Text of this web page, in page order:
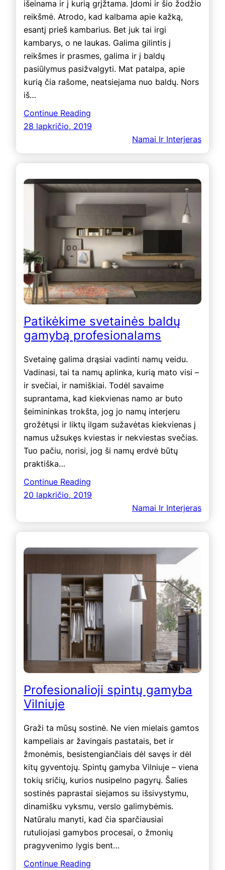
išeinama ir į kurią grįžtama. Įdomi ir šio žodžio
reikšmė. Atrodo, kad kalbama apie kažką,
esantį prieš kambarius. Bet juk tai irgi
kambarys, o ne laukas. Galima gilintis į
reikšmes ir prasmes, galima ir į baldų
pasiūlymus pasižvalgyti. Mat patalpa, apie
kurią čia rašome, neatsiejama nuo baldų. Nors
iš…
Continue Reading
28 lapkričio, 2019
Namai Ir Interjeras
Patikėkime svetainės baldų
gamybą profesionalams
Svetainę galima drąsiai vadinti namų veidu.
Vadinasi, tai ta namų aplinka, kurią mato visi –
ir svečiai, ir namiškiai. Todėl savaime
suprantama, kad kiekvienas namo ar buto
šeimininkas trokšta, jog jo namų interjeru
grožėtųsi ir liktų ilgam sužavėtas kiekvienas į
namus užsukęs kviestas ir nekviestas svečias.
Tuo pačiu, norisi, jog ši namų erdvė būtų
praktiška…
Continue Reading
20 lapkričio, 2019
Namai Ir Interjeras
Profesionalioji spintų gamyba
Vilniuje
Graži ta mūsų sostinė. Ne vien mielais gamtos
kampeliais ar žavingais pastatais, bet ir
žmonėmis, besistengiančiais dėl savęs ir dėl
kitų gyventojų. Spintų gamyba Vilniuje – viena
tokių sričių, kurios nusipelno pagyrų. Šalies
sostinės paprastai siejamos su išsivystymu,
dinamišku vyksmu, verslo galimybėmis.
Natūralu manyti, kad čia sparčiausiai
rutuliojasi gamybos procesai, o žmonių
pragyvenimo lygis bent…
Continue Reading